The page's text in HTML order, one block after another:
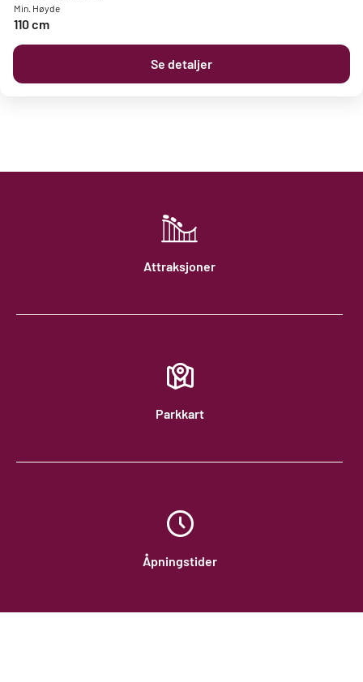
Min. Høyde
110 cm
Se detaljer
Attraksjoner
Parkkart
Åpningstider